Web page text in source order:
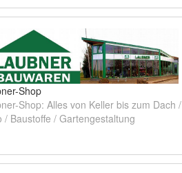
Shop
Shop: Alles von Keller bis zum Dach /
/ Baustoffe / Gartengestaltung